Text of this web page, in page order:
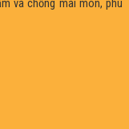
và chống mài mòn, phù